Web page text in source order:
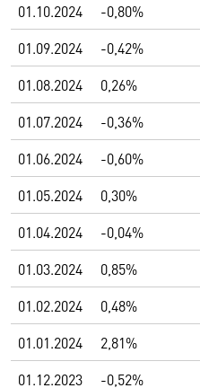
01.10.2024
-0,80%
01.09.2024
-0,42%
01.08.2024
0,26%
01.07.2024
-0,36%
01.06.2024
-0,60%
01.05.2024
0,30%
01.04.2024
-0,04%
01.03.2024
0,85%
01.02.2024
0,48%
01.01.2024
2,81%
01.12.2023
-0,52%